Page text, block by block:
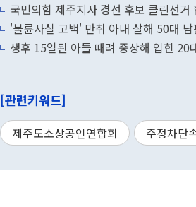
국민의힘 제주지사 경선 후보 클린선
'불륜사실 고백' 만취 아내 살해 50대
생후 15일된 아들 때려 중상해 입힌 20
[관련키워드]
제주도소상공인연합회 주정차단